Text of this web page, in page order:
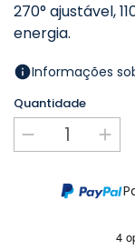
270° ajustável,
energia.
Informações
Quantidade